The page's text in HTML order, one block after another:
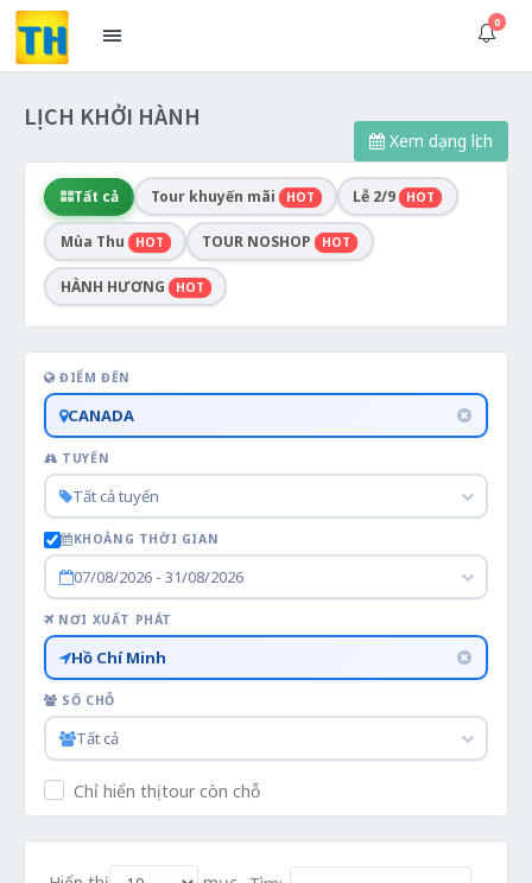
0
Xem dạng lịch
LỊCH KHỞI HÀNH
Tất cả Tour khuyến mãi HOT Lễ 2/9 HOT
Mùa Thu HOT TOUR NOSHOP HOT
HÀNH HƯƠNG HOT
ĐIỂM ĐẾN
CANADA
TUYẾN
Tất cả tuyến
KHOẢNG THỜI GIAN
07/08/2026 - 31/08/2026
NƠI XUẤT PHÁT
Hồ Chí Minh
SỐ CHỖ
Tất cả
Chỉ hiển thị tour còn chỗ